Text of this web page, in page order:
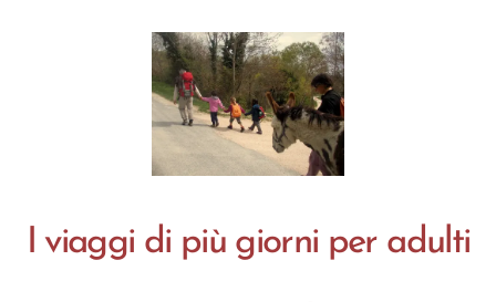
I viaggi di più giorni per adulti